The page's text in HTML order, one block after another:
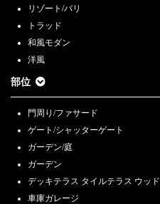
リゾート/バリ
トラッド
和風モダン
洋風
部位
門周り/ファサード
ゲート/シャッターゲート
ガーデン/庭
ガーデン
デッキテラス タイルテラス ウッド
車庫ガレージ